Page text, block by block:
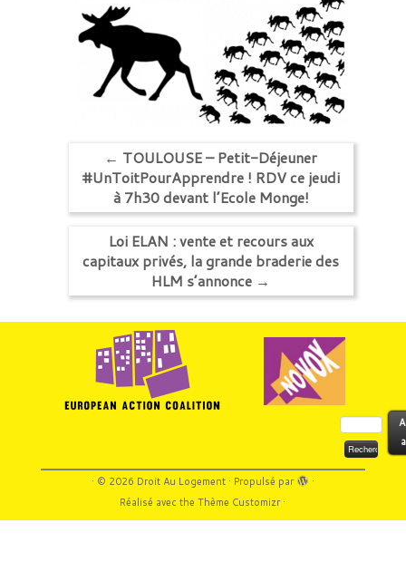
← TOULOUSE – Petit-Déjeuner
#UnToitPourApprendre ! RDV ce jeudi
à 7h30 devant l’Ecole Monge!
Loi ELAN : vente et recours aux
capitaux privés, la grande braderie des
HLM s’annonce →
Rechercher :
· © 2026 Droit Au Logement· Propulsé par
·
Réalisé avec theThème Customizr·